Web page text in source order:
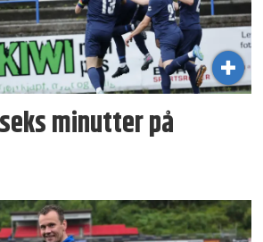
minutter på